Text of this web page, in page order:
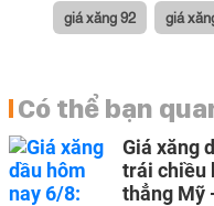
giá xăng 92 giá
Có thể bạn
Giá xăng
trái chiều
thẳng Mỹ